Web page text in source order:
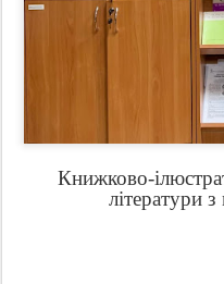
Книжково-
літератури